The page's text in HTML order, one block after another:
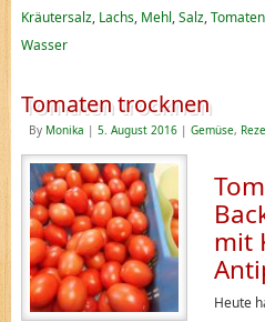
Kräutersalz, Lachs, Mehl,Salz,Tomaten
Wasser
Tomaten trocknen
By Monika | 5. August 2016 | Gemüse,
mit
Heute